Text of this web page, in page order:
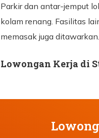
Parkir dan antar-jemput
kolam renang. Fasilitas
memasak juga ditawarkan.
Lowongan Kerja di